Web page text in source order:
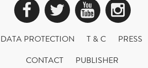
Facebook
Twitter
DATA PROTECTION T & C
PRESS
CONTACT
PUBLISHER